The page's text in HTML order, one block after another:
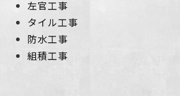
左官工事
タイル工事
防水工事
組積工事